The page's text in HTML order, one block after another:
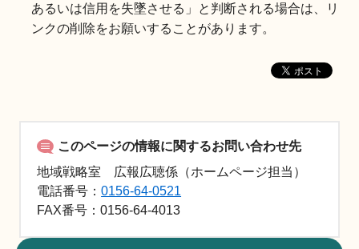
あるいは信用を失墜させる」と判断される場合は、リ
ンクの削除をお願いすることがあります。
このページの情報に関するお問い合わせ先
地域戦略室 広報広聴係（ホームページ担当）
電話番号：0156-64-0521
FAX番号：0156-64-4013